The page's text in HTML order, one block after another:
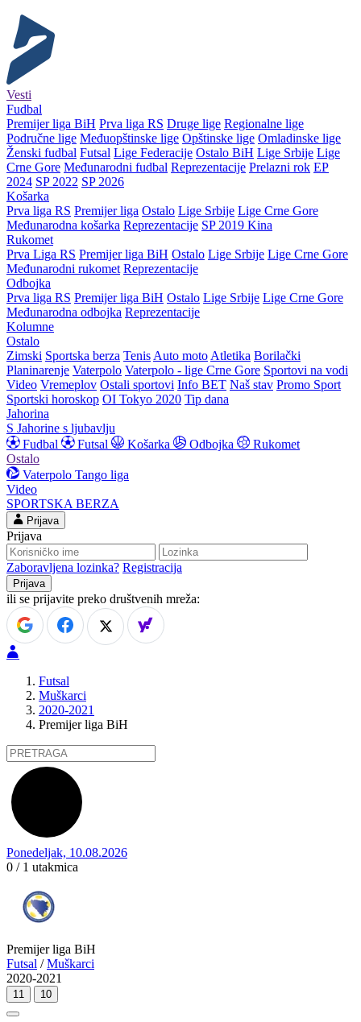
Vesti
Fudbal
Premijer liga BiH Prva liga RS Druge lige Regionalne lige
Područne lige Međuopštinske lige Opštinske lige Omladinske lige
Ženski fudbal Futsal Lige Federacije Ostalo BiH Lige Srbije Lige
Crne Gore Međunarodni fudbal Reprezentacije Prelazni rok EP
2024 SP 2022 SP 2026
Košarka
Prva liga RS Premijer liga Ostalo Lige Srbije Lige Crne Gore
Međunarodna košarka Reprezentacije SP 2019 Kina
Rukomet
Prva Liga RS Premijer liga BiH Ostalo Lige Srbije Lige Crne Gore
Međunarodni rukomet Reprezentacije
Odbojka
Prva liga RS Premijer liga BiH Ostalo Lige Srbije Lige Crne Gore
Međunarodna odbojka Reprezentacije
Kolumne
Ostalo
Zimski Sportska berza Tenis Auto moto Atletika Borilački
Planinarenje Vaterpolo Vaterpolo - lige Crne Gore Sportovi na vodi
Video Vremeplov Ostali sportovi Info BET Naš stav Promo Sport
Sportski horoskop OI Tokyo 2020 Tip dana
Jahorina
S Jahorine s ljubavlju
Fudbal
Futsal Košarka Odbojka
Rukomet
Ostalo
Vaterpolo Tango liga
Video
SPORTSKA BERZA
Prijava
Prijava
Zaboravljena lozinka? Registracija
ili se prijavite preko društvenih mreža:
Futsal
Muškarci
2020-2021
Premijer liga BiH
Ponedeljak, 10.08.2026
0 / 1 utakmica
Premijer liga BiH
Futsal /Muškarci
2020-2021
11 10